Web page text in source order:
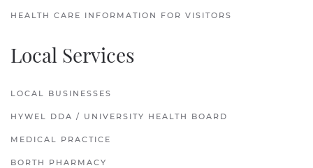
HEALTH CARE INFORMATION FOR VISITORS
Local Services
LOCAL BUSINESSES
HYWEL DDA / UNIVERSITY HEALTH BOARD
MEDICAL PRACTICE
BORTH PHARMACY